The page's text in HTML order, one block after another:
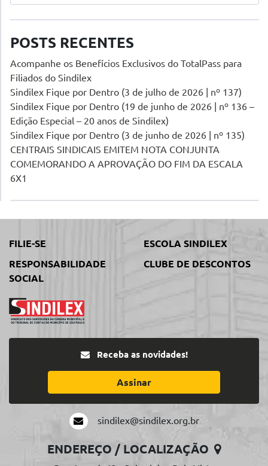
POSTS RECENTES
Acompanhe os Benefícios Exclusivos do TotalPass para
Filiados do Sindilex
Sindilex Fique por Dentro (3 de julho de 2026 | nº 137)
Sindilex Fique por Dentro (19 de junho de 2026 | nº 136 –
Edição Especial – 20 anos de Sindilex)
Sindilex Fique por Dentro (3 de junho de 2026 | nº 135)
CENTRAIS SINDICAIS EMITEM NOTA CONJUNTA
COMEMORANDO A APROVAÇÃO DO FIM DA ESCALA
6X1
FILIE-SE
ESCOLA SINDILEX
RESPONSABILIDADE
SOCIAL
CLUBE DE DESCONTOS
Receba as novidades!
Assinar
sindilex@sindilex.org.br
ENDEREÇO / LOCALIZAÇÃO